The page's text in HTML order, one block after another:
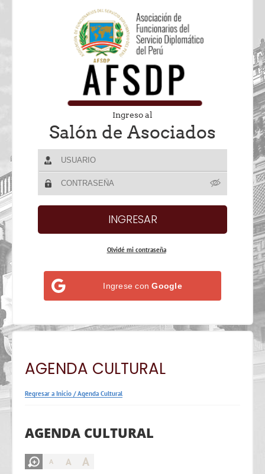
Ingreso al
Salón de Asociados
Olvidé mi contraseña
Ingrese conGoogle
AGENDA CULTURAL
Regresar a Inicio /Agenda Cultural
AGENDA CULTURAL
A A A